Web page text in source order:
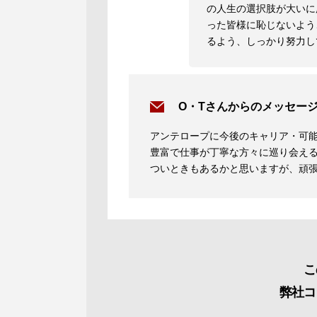
の人生の選択肢が大い
った皆様に恥じないよ
るよう、しっかり努力
O・Tさんからのメッセー
アンテロープに今後のキャリア・可
豊富で仕事が丁寧な方々に巡り会え
ついときもあるかと思いますが、頑
弊社